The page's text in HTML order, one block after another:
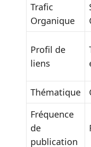
Trafic
Organique
Profil de
liens
Thématique
Fréquence
de
publication